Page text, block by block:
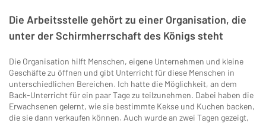
Die Arbeitsstelle gehört zu einer Organisation, die
unter der Schirmherrschaft des Königs steht
Die Organisation hilft Menschen, eigene Unternehmen und kleine
Geschäfte zu öffnen und gibt Unterricht für diese Menschen in
unterschiedlichen Bereichen. Ich hatte die Möglichkeit, an dem
Back-Unterricht für ein paar Tage zu teilzunehmen. Dabei haben die
Erwachsenen gelernt, wie sie bestimmte Kekse und Kuchen backen,
die sie dann verkaufen können. Auch wurde an zwei Tagen gezeigt,